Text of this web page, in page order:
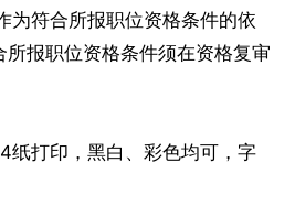
符合所报职位资格条件的依
报职位资格条件须在资格复审
打印，黑白、彩色均可，字